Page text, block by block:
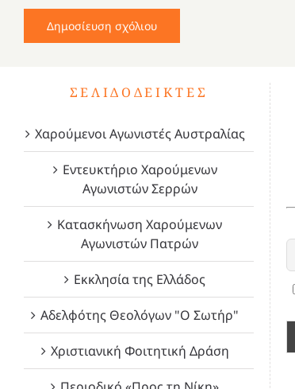
ΣΕΛΙΔΟΔΕΊΚΤΕΣ
Χαρούμενοι Αγωνιστές Αυστραλίας
Εντευκτήριο Χαρούμενων
Αγωνιστών Σερρών
Κατασκήνωση Χαρούμενων
Αγωνιστών Πατρών
Εκκλησία της Ελλάδος
Αδελφότης Θεολόγων "Ο Σωτήρ"
Χριστιανική Φοιτητική Δράση